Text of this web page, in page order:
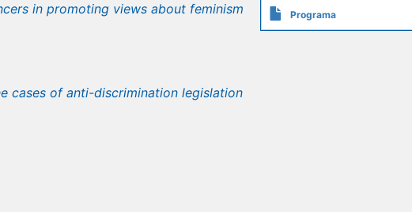
in promoting views about feminism
cases of anti-discrimination legislation
Programa